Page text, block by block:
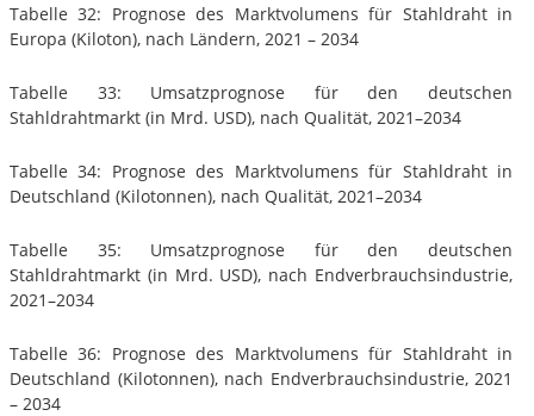
Tabelle 32: Prognose des Marktvolumens für Stahldraht in
Europa (Kiloton), nach Ländern, 2021 – 2034
Tabelle 33: Umsatzprognose für den deutschen
Stahldrahtmarkt (in Mrd. USD), nach Qualität, 2021–2034
Tabelle 34: Prognose des Marktvolumens für Stahldraht in
Deutschland (Kilotonnen), nach Qualität, 2021–2034
Tabelle 35: Umsatzprognose für den deutschen
Stahldrahtmarkt (in Mrd. USD), nach Endverbrauchsindustrie,
2021–2034
Tabelle 36: Prognose des Marktvolumens für Stahldraht in
Deutschland (Kilotonnen), nach Endverbrauchsindustrie, 2021
– 2034